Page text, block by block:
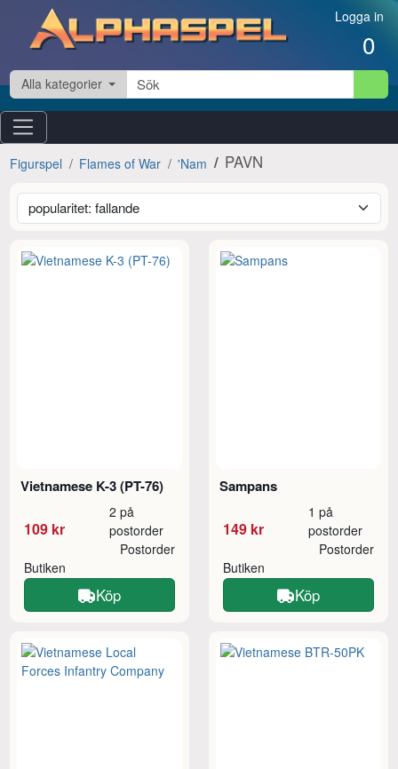
Hoppa till innehåll Logga in
0
Alla kategorier
Figurspel Flames of War 'Nam PAVN
Vietnamese K-3 (PT-76)
109 kr
2 på
postorder
Butiken
Postorder
Köp
Sampans
149 kr
1 på
postorder
Butiken
Postorder
Köp